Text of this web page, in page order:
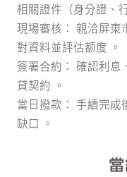
相關證件（身分證、
現場審核： 親洽屏東
對資料並評估额度 。
簽署合約： 確認利息
貸契約 。
當日撥款： 手續完成
缺口 。